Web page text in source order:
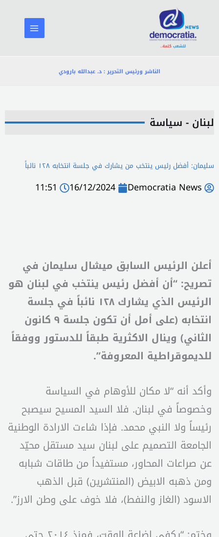
المحتوى
الناشر ورئيس التحرير : د. عبدالله بارودي
لبنان - سياسة
سليمان: أفضل رئيس ينتخب من يشارك في جلسة انتخابه ١٢٨ نائباً
Democratia News
16/12/2024
11:51
أعلن الرئيس السابق ميشال سليمان في
تصريح: “أن أفضل رئيس ينتخب في لبنان هو
الرئيس الذي يشارك ١٢٨ نائباً في جلسة
انتخابه (على أمل أن تكون جلسة ٩ كانون
الثاني) وينال الاكثرية طبقاً للدستور ووفقاً
للديموقراطية المعروفة”.
وأكد أنه “لا مكان للأوهام في السياسة
وخصوصاً في لبنان. فلا السيد المسيح سيصبح
رئيساً ولا النبي محمد. فإذا شاءت الارادة الوطنية
الجامعة التصميم على لبنان سيد مستقل محيّد
عن صراعات المحاور، مستفيداً من طاقات شبابه
ومن ذهبه الابيض (المنتشرين) قبل الذهب
الاسود (الغاز والنفط)، فلا خوف على وطن الارز”.